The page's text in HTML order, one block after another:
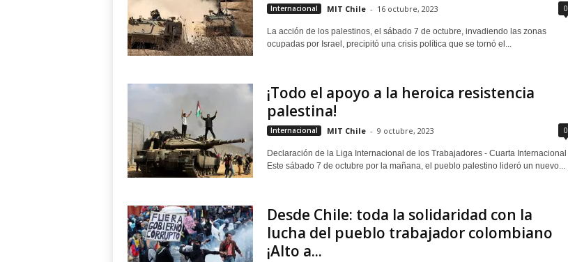
Internacional MIT Chile - 16 octubre, 2023 0
La acción de los palestinos, el sábado 7 de octubre, invadiendo las zonas
ocupadas por Israel, precipitó una crisis política que se tornó el...
¡Todo el apoyo a la heroica resistencia
palestina!
Internacional MIT Chile - 9 octubre, 2023 0
Declaración de la Liga Internacional de los Trabajadores - Cuarta Internacional
Este sábado 7 de octubre por la mañana, el pueblo palestino lideró un nuevo...
Desde Chile: toda la solidaridad con la
lucha del pueblo trabajador colombiano
¡Alto a...